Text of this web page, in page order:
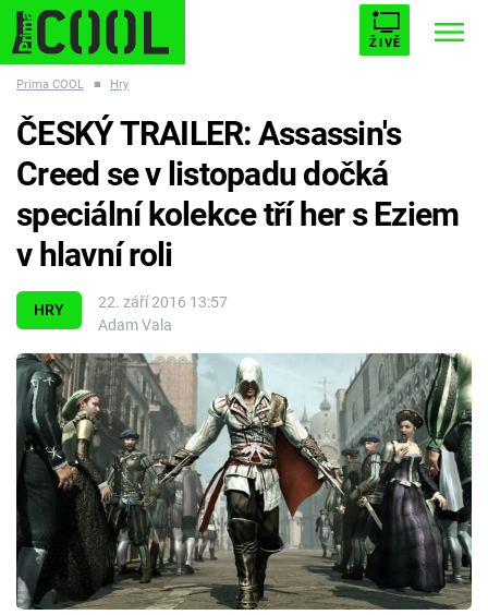
ŽIVĚ
ESCAPE PLNEJ KOTEL AVENGERS 5
Témata
Filmy
Seriály
Hry
Cool Esport
Pořady
Prima COOL ■ Hry
HRY
22. září 2016 13:57
Adam Vala
ČESKÝ TRAILER: Assassin's
Creed se v listopadu dočká
speciální kolekce tří her s Eziem
v hlavní roli